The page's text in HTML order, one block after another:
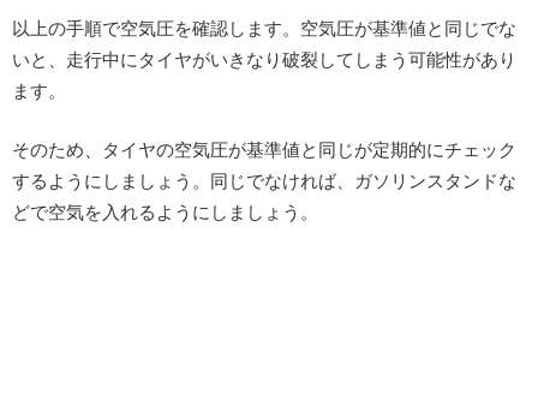
以上の手順で空気圧を確認します。空気圧が基準値と同じでな
いと、走行中にタイヤがいきなり破裂してしまう可能性があり
ます。
そのため、タイヤの空気圧が基準値と同じが定期的にチェック
するようにしましょう。同じでなければ、ガソリンスタンドな
どで空気を入れるようにしましょう。